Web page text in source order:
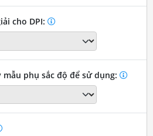
cho DPI:
phụ sắc độ để sử dụng: